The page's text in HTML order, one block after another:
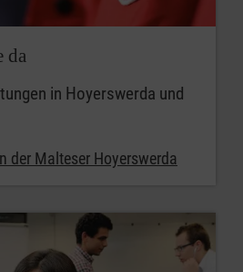
da
in Hoyerswerda und
der Malteser Hoyerswerda